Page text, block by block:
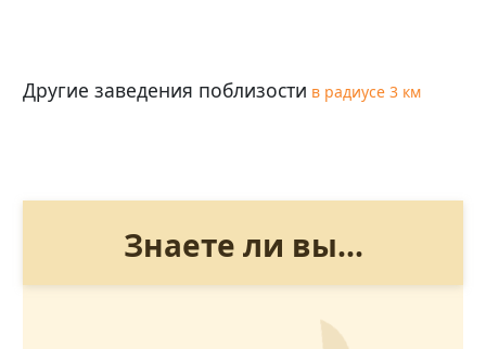
Другие заведения поблизости в радиусе 3 км
Знаете ли вы...